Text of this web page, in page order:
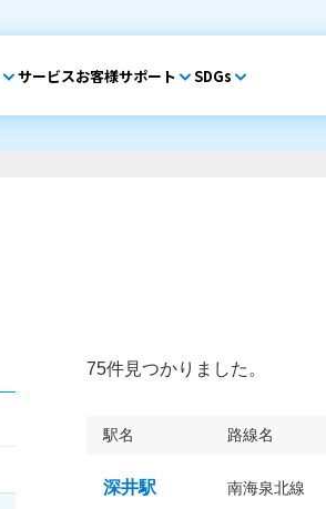
サービスお客様サポート SDGs
75件見つかりました。
駅名 路線名
深井駅 南海泉北線